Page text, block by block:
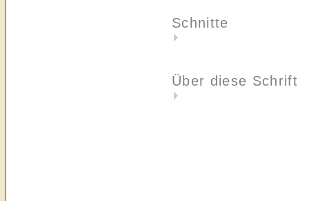
Schnitte
Über diese Schrift